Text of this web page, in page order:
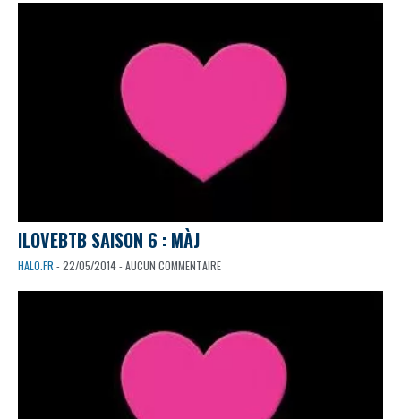
ILOVEBTB SAISON 6 : MÀJ
HALO.FR - 22/05/2014 - AUCUN COMMENTAIRE